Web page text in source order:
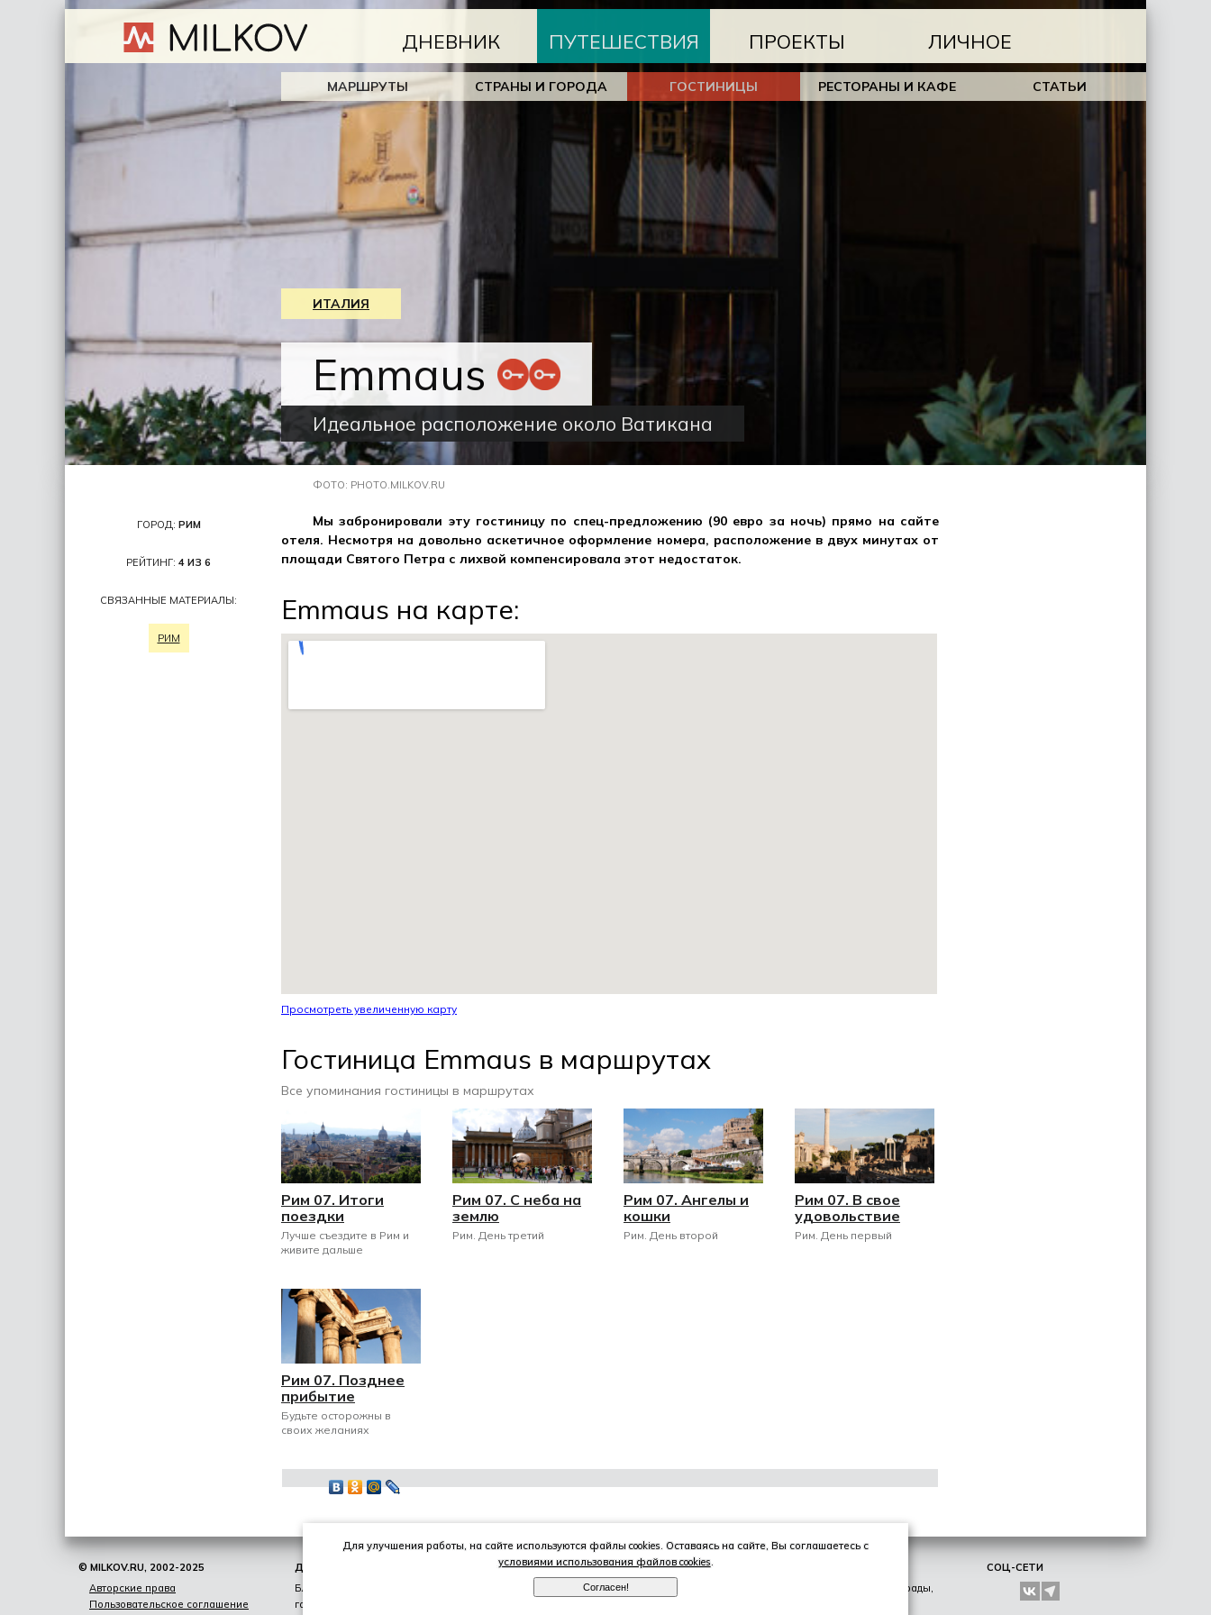
ДНЕВНИК ПУТЕШЕСТВИЯ
МАРШРУТЫ СТРАНЫ И ГОРОДА ГОСТИНИЦЫ РЕСТОРАНЫ И КАФЕ СТАТЬИ
ПРОЕКТЫ ЛИЧНОЕ
ИТАЛИЯ
Emmaus
Идеальное расположение около Ватикана
ФОТО: PHOTO.MILKOV.RU
ГОРОД: РИМ
РЕЙТИНГ: 4 ИЗ 6
СВЯЗАННЫЕ МАТЕРИАЛЫ:
РИМ
Мы забронировали эту гостиницу по спец-предложению (90 евро за ночь) прямо на сайте
отеля. Несмотря на довольно аскетичное оформление номера, расположение в двух минутах от
площади Святого Петра с лихвой компенсировала этот недостаток.
Emmaus на карте:
Просмотреть увеличенную карту
Гостиница Emmaus в маршрутах
Все упоминания гостиницы в маршрутах
Рим 07. Итоги
поездки
Лучше съездите в Рим и
живите дальше
Рим 07. С неба на
землю
Рим. День третий
Рим 07. Ангелы и
кошки
Рим. День второй
Рим 07. В свое
удовольствие
Рим. День первый
Рим 07. Позднее
прибытие
Будьте осторожны в
своих желаниях
© MILKOV.RU, 2002-2025
Авторские права
Пользовательское соглашение
ДНЕВНИК
Блог, мысли, книги,
гаджеты,
ПУТЕШЕСТВИЯ
Маршруты, страны и города,
ПРОЕКТЫ
Образование, награды,
СОЦ-СЕТИ
Для улучшения работы, на сайте используются файлы cookies. Оставаясь на сайте, Вы соглашаетесь с
условиями использования файлов cookies.
Согласен!